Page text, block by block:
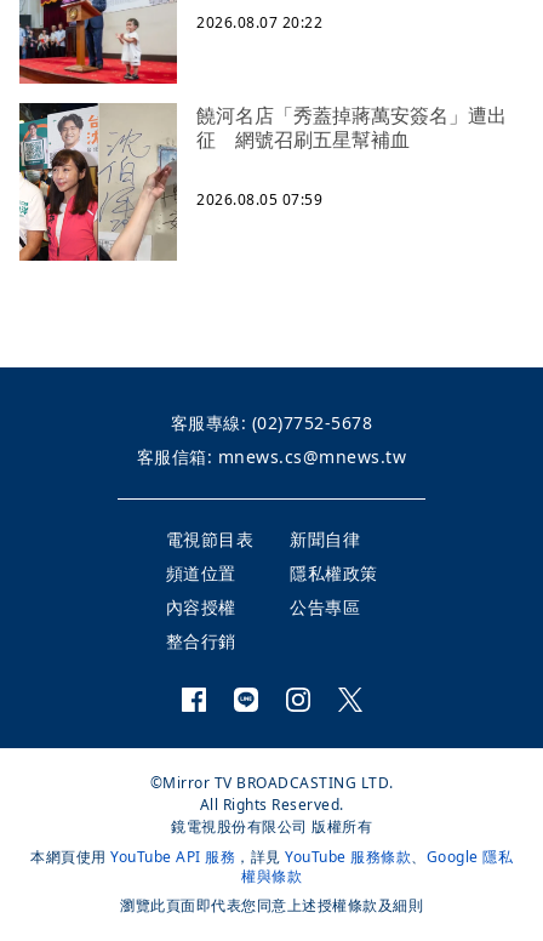
2026.08.07 20:22
饒河名店「秀蓋掉蔣萬安簽名」遭出
征 網號召刷五星幫補血
2026.08.05 07:59
客服專線: (02)7752-5678
客服信箱: mnews.cs@mnews.tw
電視節目表
新聞自律
頻道位置
隱私權政策
內容授權
公告專區
整合行銷
©Mirror TV BROADCASTING LTD.
All Rights Reserved.
鏡電視股份有限公司 版權所有
本網頁使用 YouTube API 服務 ，詳見 YouTube 服務條款、 Google 隱私
權與條款
瀏覽此頁面即代表您同意上述授權條款及細則